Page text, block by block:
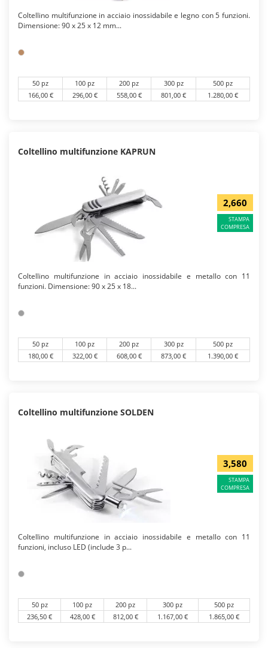
Coltellino multifunzione in acciaio inossidabile e legno con 5 funzioni.
Dimensione: 90 x 25 x 12 mm...
50 pz 100 pz 200 pz 300 pz
500 pz
166,00 €
296,00 € 558,00 € 801,00 € 1.280,00 €
Coltellino multifunzione KAPRUN
2,660
STAMPA
COMPRESA
Coltellino multifunzione in acciaio inossidabile e metallo con 11
funzioni. Dimensione: 90 x 25 x 18...
50 pz 100 pz 200 pz 300 pz
500 pz
180,00 €
322,00 € 608,00 € 873,00 € 1.390,00 €
Coltellino multifunzione SOLDEN
3,580
STAMPA
COMPRESA
Coltellino multifunzione in acciaio inossidabile e metallo con 11
funzioni, incluso LED (include 3 p...
50 pz 100 pz 200 pz 300 pz
500 pz
236,50 €
428,00 € 812,00 € 1.167,00 € 1.865,00 €